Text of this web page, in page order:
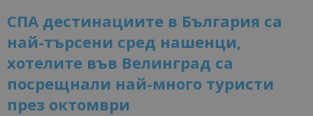
СПА дестинациите в България са
най-търсени сред нашенци,
хотелите във Велинград са
посрещнали най-много туристи
през октомври